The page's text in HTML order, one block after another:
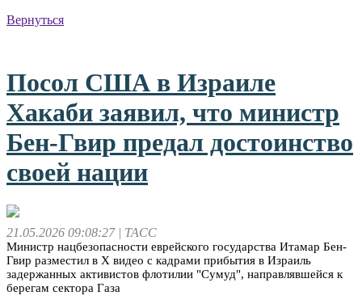
Вернуться
Посол США в Израиле
Хакаби заявил, что министр
Бен-Гвир предал достоинство
своей нации
21.05.2026 09:08:27 | ТАСС
Министр нацбезопасности еврейского государства Итамар Бен-
Гвир разместил в X видео с кадрами прибытия в Израиль
задержанных активистов флотилии "Сумуд", направлявшейся к
берегам сектора Газа